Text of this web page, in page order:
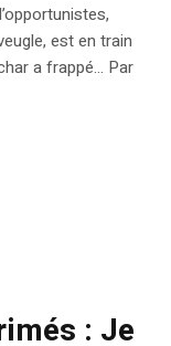
est en train
a frappé… Par
: Je